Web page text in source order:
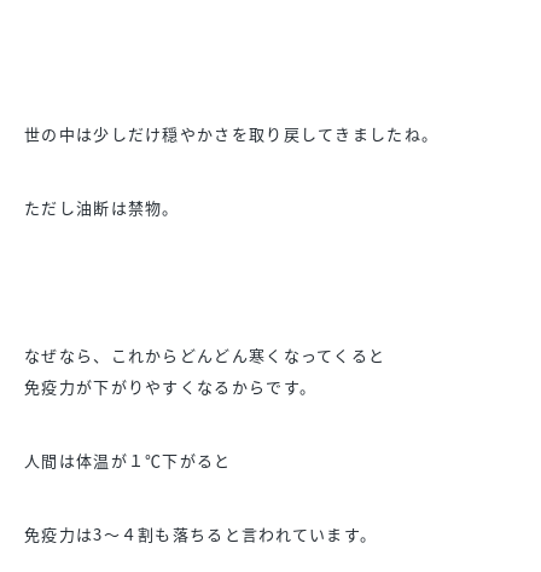
世の中は少しだけ穏やかさを取り戻してきましたね。
ただし油断は禁物。
なぜなら、これからどんどん寒くなってくると
免疫力が下がりやすくなるからです。
人間は体温が１℃下がると
免疫力は3〜４割も落ちると言われています。